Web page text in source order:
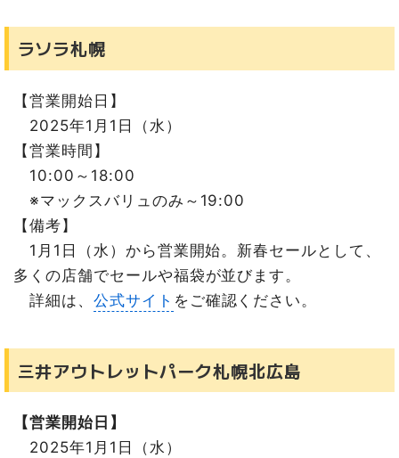
ラソラ札幌
【営業開始日】
2025年1月1日（水）
【営業時間】
10:00～18:00
※マックスバリュのみ～19:00
【備考】
1月1日（水）から営業開始。新春セールとして、
多くの店舗でセールや福袋が並びます。
詳細は、 公式サイト をご確認ください。
三井アウトレットパーク札幌北広島
【営業開始日】
2025年1月1日（水）